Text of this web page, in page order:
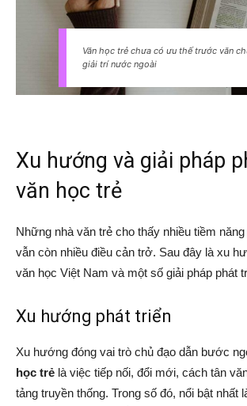
Văn học trẻ chưa có ưu thế trước văn
giải trí nước ngoài
Xu hướng và giải pháp
văn học trẻ
Những nhà văn trẻ cho thấy nhiều tiềm
vẫn còn nhiều điều cản trở. Sau đây là xu
văn học Việt Nam và một số giải pháp phát
Xu hướng phát triển
Xu hướng đóng vai trò chủ đạo dẫn bước
học trẻ là việc tiếp nối, đổi mới, cách tân
tảng truyền thống. Trong số đó, nổi bật nhất